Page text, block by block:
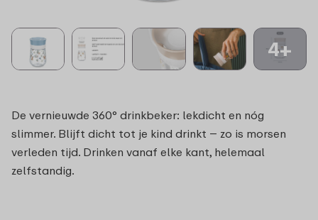
4+
De vernieuwde 360° drinkbeker: lekdicht en nóg
slimmer. Blijft dicht tot je kind drinkt – zo is morsen
verleden tijd. Drinken vanaf elke kant, helemaal
zelfstandig.